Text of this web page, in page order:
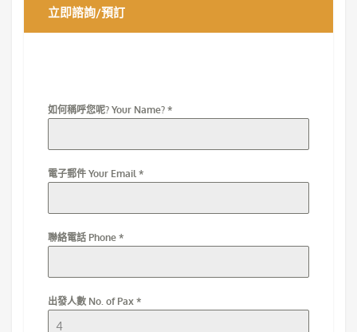
立即諮詢/預訂
如何稱呼您呢? Your Name? *
電子郵件 Your Email *
聯絡電話 Phone *
出發人數 No. of Pax *